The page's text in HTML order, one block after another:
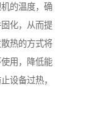
的温度，确
化，从而提
热的方式将
用，降低能
设备过热，